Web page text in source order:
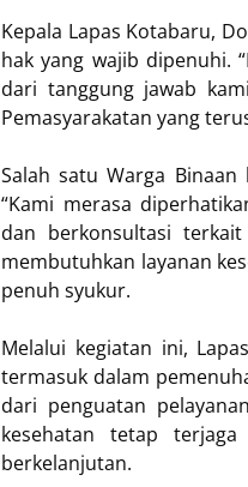
Kepala Lapas Kotabaru,
hak yang wajib dipenuhi.
dari tanggung jawab
Pemasyarakatan yang
Salah satu Warga
“Kami merasa
dan berkonsultasi
membutuhkan layanan
penuh syukur.
Melalui kegiatan ini,
termasuk dalam
dari penguatan
kesehatan tetap
berkelanjutan.